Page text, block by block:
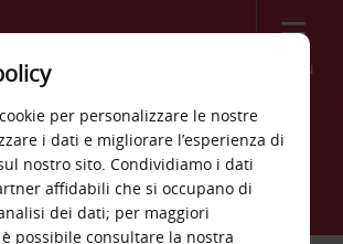
Menù
auto Klagenfurt
per personalizzare le nostre
i dati e migliorare l’esperienza di
nostro sito. Condividiamo i dati
affidabili che si occupano di
dei dati; per maggiori
possibile consultare la nostra